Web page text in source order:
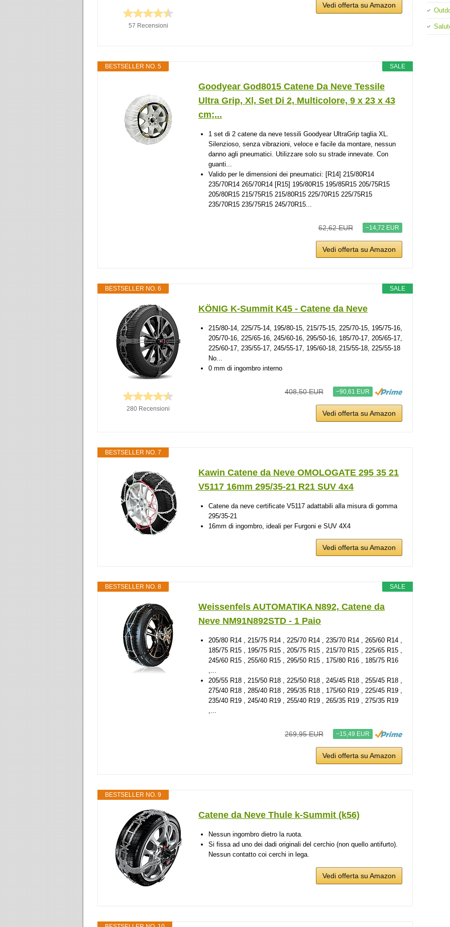
57 Recensioni
Vedi offerta su Amazon
SALE
BESTSELLER NO. 5
Goodyear God8015 Catene Da Neve Tessile
Ultra Grip, Xl, Set Di 2, Multicolore, ‎9 x 23 x 43
cm;...
1 set di 2 catene da neve tessili Goodyear UltraGrip taglia XL.
Silenzioso, senza vibrazioni, veloce e facile da montare, nessun
danno agli pneumatici. Utilizzare solo su strade innevate. Con
guanti...
Valido per le dimensioni dei pneumatici: [R14] 215/80R14
235/70R14 265/70R14 [R15] 195/80R15 195/85R15 205/75R15
205/80R15 215/75R15 215/80R15 225/70R15 225/75R15
235/70R15 235/75R15 245/70R15...
62,62 EUR −14,72 EUR
Vedi offerta su Amazon
SALE
BESTSELLER NO. 6
280 Recensioni
KÖNIG K-Summit K45 - Catene da Neve
215/80-14, 225/75-14, 195/80-15, 215/75-15, 225/70-15, 195/75-16,
205/70-16, 225/65-16, 245/60-16, 295/50-16, 185/70-17, 205/65-17,
225/60-17, 235/55-17, 245/55-17, 195/60-18, 215/55-18, 225/55-18
No...
0 mm di ingombro interno
408,50 EUR −90,61 EUR
Vedi offerta su Amazon
BESTSELLER NO. 7
Kawin Catene da Neve OMOLOGATE 295 35 21
V5117 16mm 295/35-21 R21 SUV 4x4
Catene da neve certificate V5117 adattabili alla misura di gomma
295/35-21
16mm di ingombro, ideali per Furgoni e SUV 4X4
Vedi offerta su Amazon
SALE
BESTSELLER NO. 8
Weissenfels AUTOMATIKA N892, Catene da
Neve NM91N892STD - 1 Paio
205/80 R14 , 215/75 R14 , 225/70 R14 , 235/70 R14 , 265/60 R14 ,
185/75 R15 , 195/75 R15 , 205/75 R15 , 215/70 R15 , 225/65 R15 ,
245/60 R15 , 255/60 R15 , 295/50 R15 , 175/80 R16 , 185/75 R16
,...
205/55 R18 , 215/50 R18 , 225/50 R18 , 245/45 R18 , 255/45 R18 ,
275/40 R18 , 285/40 R18 , 295/35 R18 , 175/60 R19 , 225/45 R19 ,
235/40 R19 , 245/40 R19 , 255/40 R19 , 265/35 R19 , 275/35 R19
,...
269,95 EUR −15,49 EUR
Vedi offerta su Amazon
BESTSELLER NO. 9
Catene da Neve Thule k-Summit (k56)
Nessun ingombro dietro la ruota.
Si fissa ad uno dei dadi originali del cerchio (non quello antifurto).
Nessun contatto coi cerchi in lega.
Vedi offerta su Amazon